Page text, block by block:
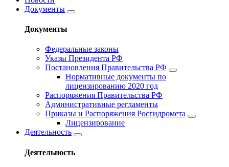
Документы
Документы
Федеральные законы
Указы Президента РФ
Постановления Правительства РФ
Нормативные документы по
лицензированию 2020 год
Распоряжения Правительства РФ
Административные регламенты
Приказы и Распоряжения Росгидромета
Лицензирование
Деятельность
Деятельность